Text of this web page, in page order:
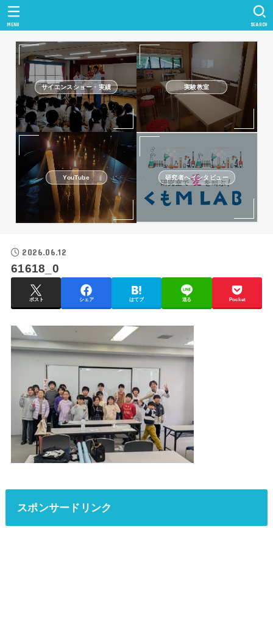
SEARCH
MENU
サイエンスショー・実績 実験教室
YouTube 研究者へインタビュー
2026.06.12
61618_0
ポスト シェア はてブ 送る Pocket
スポンサードリンク